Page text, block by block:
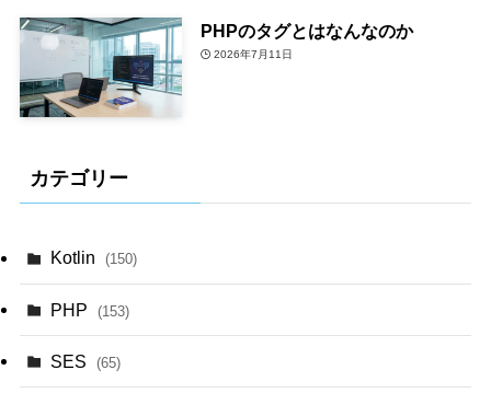
PHPのタグとはなんなのか
2026年7月11日
カテゴリー
Kotlin (150)
PHP (153)
SES (65)